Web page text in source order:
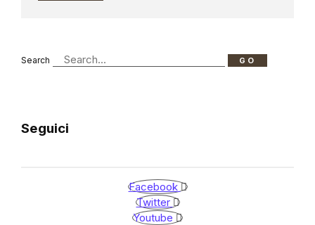
Search GO
Seguici
Facebook
Twitter
Youtube